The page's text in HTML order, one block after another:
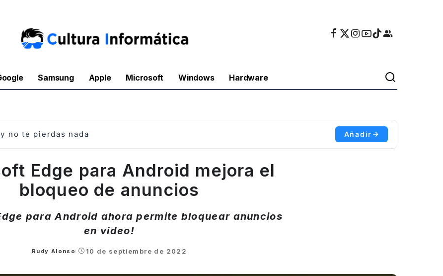
Samsung Apple Microsoft Windows Hardware
y no te pierdas nada Añadir
Edge para Android mejora el
bloqueo de anuncios
para Android ahora permite bloquear anuncios
en video!
Posted
Rudy Alonso 10 de septiembre de 2022